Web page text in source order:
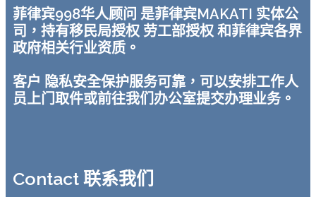
菲律宾998华人顾问 是菲律宾MAKATI 实体公
司，持有移民局授权 劳工部授权 和菲律宾各界
政府相关行业资质。
客户 隐私安全保护服务可靠，可以安排工作人
员上门取件或前往我们办公室提交办理业务。
Contact 联系我们